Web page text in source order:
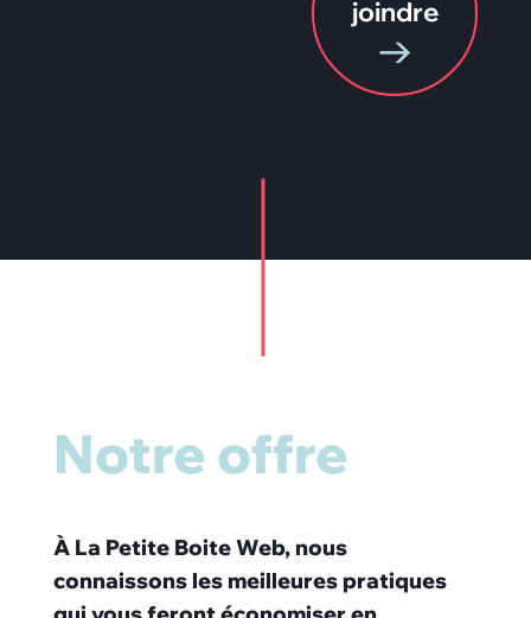
joindre
Notre offre
À La Petite Boite Web, nous
connaissons les meilleures pratiques